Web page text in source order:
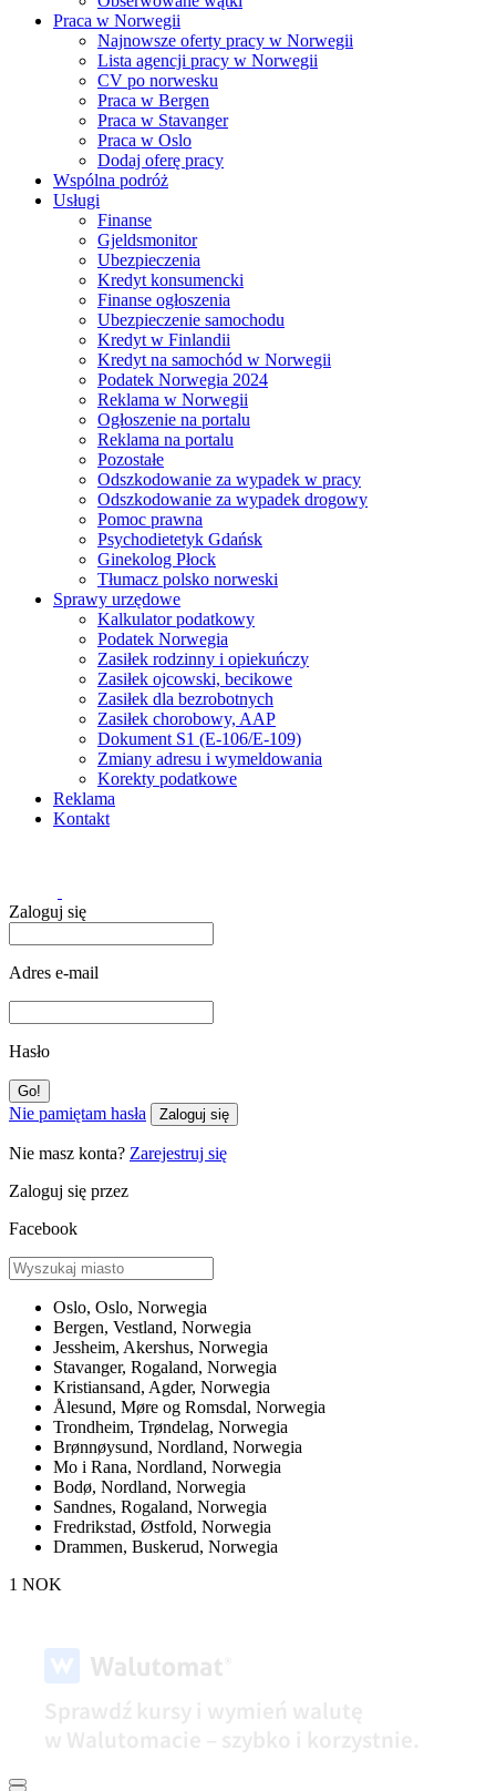
Praca w Norwegii
Najnowsze oferty pracy w Norwegii
Lista agencji pracy w Norwegii
CV po norwesku
Praca w Bergen
Praca w Stavanger
Praca w Oslo
Dodaj oferę pracy
Wspólna podróż
Usługi
Finanse
Gjeldsmonitor
Ubezpieczenia
Kredyt konsumencki
Finanse ogłoszenia
Ubezpieczenie samochodu
Kredyt w Finlandii
Kredyt na samochód w Norwegii
Podatek Norwegia 2024
Reklama w Norwegii
Ogłoszenie na portalu
Reklama na portalu
Pozostałe
Odszkodowanie za wypadek w pracy
Odszkodowanie za wypadek drogowy
Pomoc prawna
Psychodietetyk Gdańsk
Ginekolog Płock
Tłumacz polsko norweski
Sprawy urzędowe
Kalkulator podatkowy
Podatek Norwegia
Zasiłek rodzinny i opiekuńczy
Zasiłek ojcowski, becikowe
Zasiłek dla bezrobotnych
Zasiłek chorobowy, AAP
Dokument S1 (E-106/E-109)
Zmiany adresu i wymeldowania
Korekty podatkowe
Reklama
Kontakt
Zaloguj się
Adres e-mail
Hasło
Nie pamiętam hasła Zaloguj się
Nie masz konta? Zarejestruj się
Zaloguj się przez
Facebook
Oslo, Oslo, Norwegia
Bergen, Vestland, Norwegia
Jessheim, Akershus, Norwegia
Stavanger, Rogaland, Norwegia
Kristiansand, Agder, Norwegia
Ålesund, Møre og Romsdal, Norwegia
Trondheim, Trøndelag, Norwegia
Brønnøysund, Nordland, Norwegia
Mo i Rana, Nordland, Norwegia
Bodø, Nordland, Norwegia
Sandnes, Rogaland, Norwegia
Fredrikstad, Østfold, Norwegia
Drammen, Buskerud, Norwegia
1 NOK